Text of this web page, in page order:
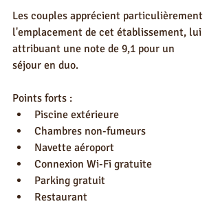
Les couples apprécient particulièrement
l'emplacement de cet établissement, lui
attribuant une note de 9,1 pour un
séjour en duo.
Points forts :
Piscine extérieure
Chambres non-fumeurs
Navette aéroport
Connexion Wi-Fi gratuite
Parking gratuit
Restaurant